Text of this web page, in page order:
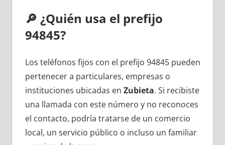
🔎 ¿Quién usa el prefijo
94845?
Los teléfonos fijos сοn el prefijo 94845 pueden
pertenecer а particulares, empresas ο
instituciones ubicadas en Zubieta. Si recibiste
una llamada сοn еstе número у no reconoces
el contacto, podría tratarse dе un comercio
local, un servicio público ο incluso un familiar